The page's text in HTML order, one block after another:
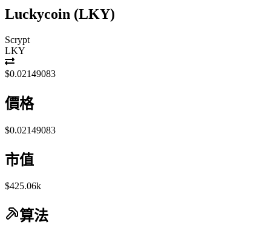
Luckycoin (LKY)
Scrypt
LKY
$0.02149083
價格
$0.02149083
市值
$425.06k
算法